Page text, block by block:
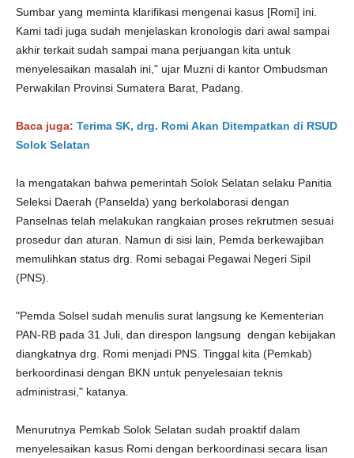
Sumbar yang meminta klarifikasi mengenai kasus [Romi] ini.
Kami tadi juga sudah menjelaskan kronologis dari awal sampai
akhir terkait sudah sampai mana perjuangan kita untuk
menyelesaikan masalah ini," ujar Muzni di kantor Ombudsman
Perwakilan Provinsi Sumatera Barat, Padang.
Baca juga: Terima SK, drg. Romi Akan Ditempatkan di RSUD
Solok Selatan
Ia mengatakan bahwa pemerintah Solok Selatan selaku Panitia
Seleksi Daerah (Panselda) yang berkolaborasi dengan
Panselnas telah melakukan rangkaian proses rekrutmen sesuai
prosedur dan aturan. Namun di sisi lain, Pemda berkewajiban
memulihkan status drg. Romi sebagai Pegawai Negeri Sipil
(PNS).
"Pemda Solsel sudah menulis surat langsung ke Kementerian
PAN-RB pada 31 Juli, dan direspon langsung dengan kebijakan
diangkatnya drg. Romi menjadi PNS. Tinggal kita (Pemkab)
berkoordinasi dengan BKN untuk penyelesaian teknis
administrasi," katanya.
Menurutnya Pemkab Solok Selatan sudah proaktif dalam
menyelesaikan kasus Romi dengan berkoordinasi secara lisan